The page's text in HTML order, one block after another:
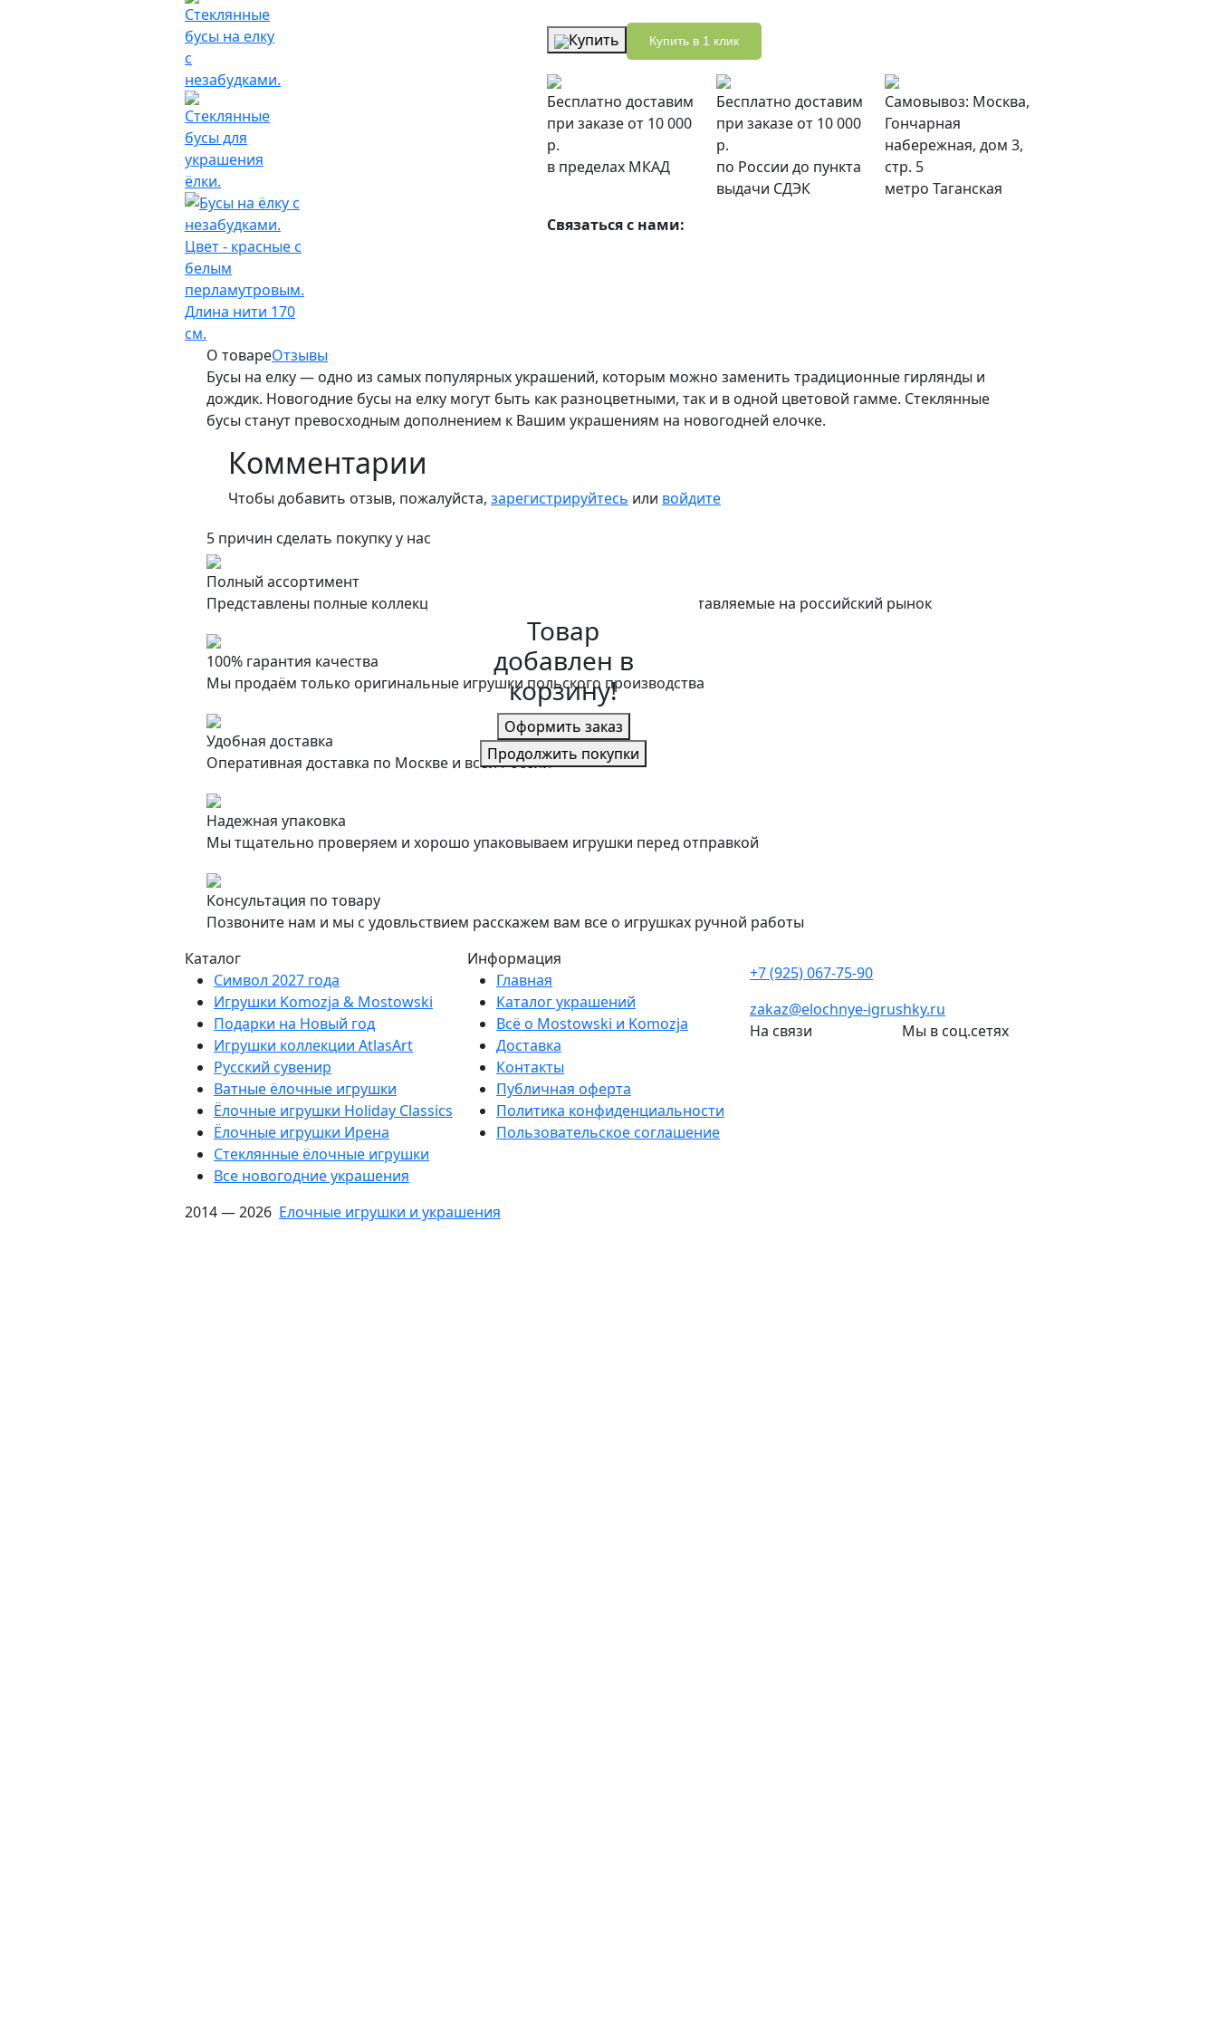
Купить Купить в 1 клик
Бесплатно доставим
при заказе от 10 000
р.
в пределах МКАД
Бесплатно доставим
при заказе от 10 000
р.
по России до пункта
выдачи СДЭК
Самовывоз: Москва,
Гончарная
набережная, дом 3,
стр. 5
метро Таганская
Связаться с нами:
О товареОтзывы
Бусы на елку — одно из самых популярных украшений, которым можно заменить традиционные гирлянды и
дождик. Новогодние бусы на елку могут быть как разноцветными, так и в одной цветовой гамме. Стеклянные
бусы станут превосходным дополнением к Вашим украшениям на новогодней елочке.
Комментарии
Чтобы добавить отзыв, пожалуйста, зарегистрируйтесь или войдите
5 причин сделать покупку у нас
Полный ассортимент
Представлены полные коллекции игрушек Mostowski и Komozja, поставляемые на российский рынок
100% гарантия качества
Мы продаём только оригинальные игрушки польского производства
Удобная доставка
Оперативная доставка по Москве и всей России
Надежная упаковка
Мы тщательно проверяем и хорошо упаковываем игрушки перед отправкой
Консультация по товару
Позвоните нам и мы с удовльствием расскажем вам все о игрушках ручной работы
Каталог
Символ 2027 года
Игрушки Komozja & Mostowski
Подарки на Новый год
Игрушки коллекции AtlasArt
Русский сувенир
Ватные ёлочные игрушки
Ёлочные игрушки Holiday Classics
Ëлочные игрушки Ирена
Стеклянные ёлочные игрушки
Все новогодние украшения
Информация
Главная
Каталог украшений
Всё о Mostowski и Komozja
Доставка
Контакты
Публичная оферта
Политика конфиденциальности
Пользовательское соглашение
+7 (925) 067-75-90
zakaz@elochnye-igrushky.ru
На связи
Мы в соц.сетях
2014 — 2026 Елочные игрушки и украшения
Товар
добавлен в
корзину!
Оформить заказ
Продолжить покупки